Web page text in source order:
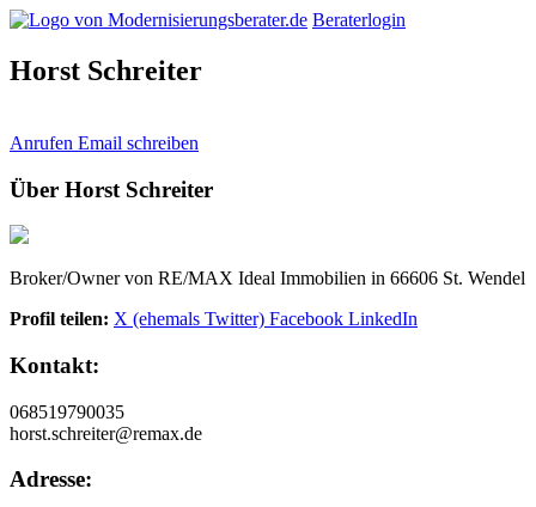
Beraterlogin
Horst Schreiter
Anrufen Email schreiben
Über Horst Schreiter
Broker/Owner von RE/MAX Ideal Immobilien in 66606 St. Wendel
Profil teilen: X (ehemals Twitter) Facebook LinkedIn
Kontakt:
068519790035
horst.schreiter@remax.de
Adresse: